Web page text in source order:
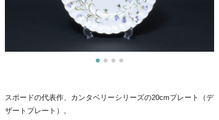
スポードの代表作、カンタベリーシリーズの20cmプレート（デ
ザートプレート）。